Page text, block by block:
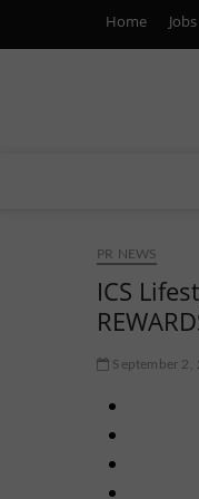
Home Jobs
PR NEWS
ICS
September 2,